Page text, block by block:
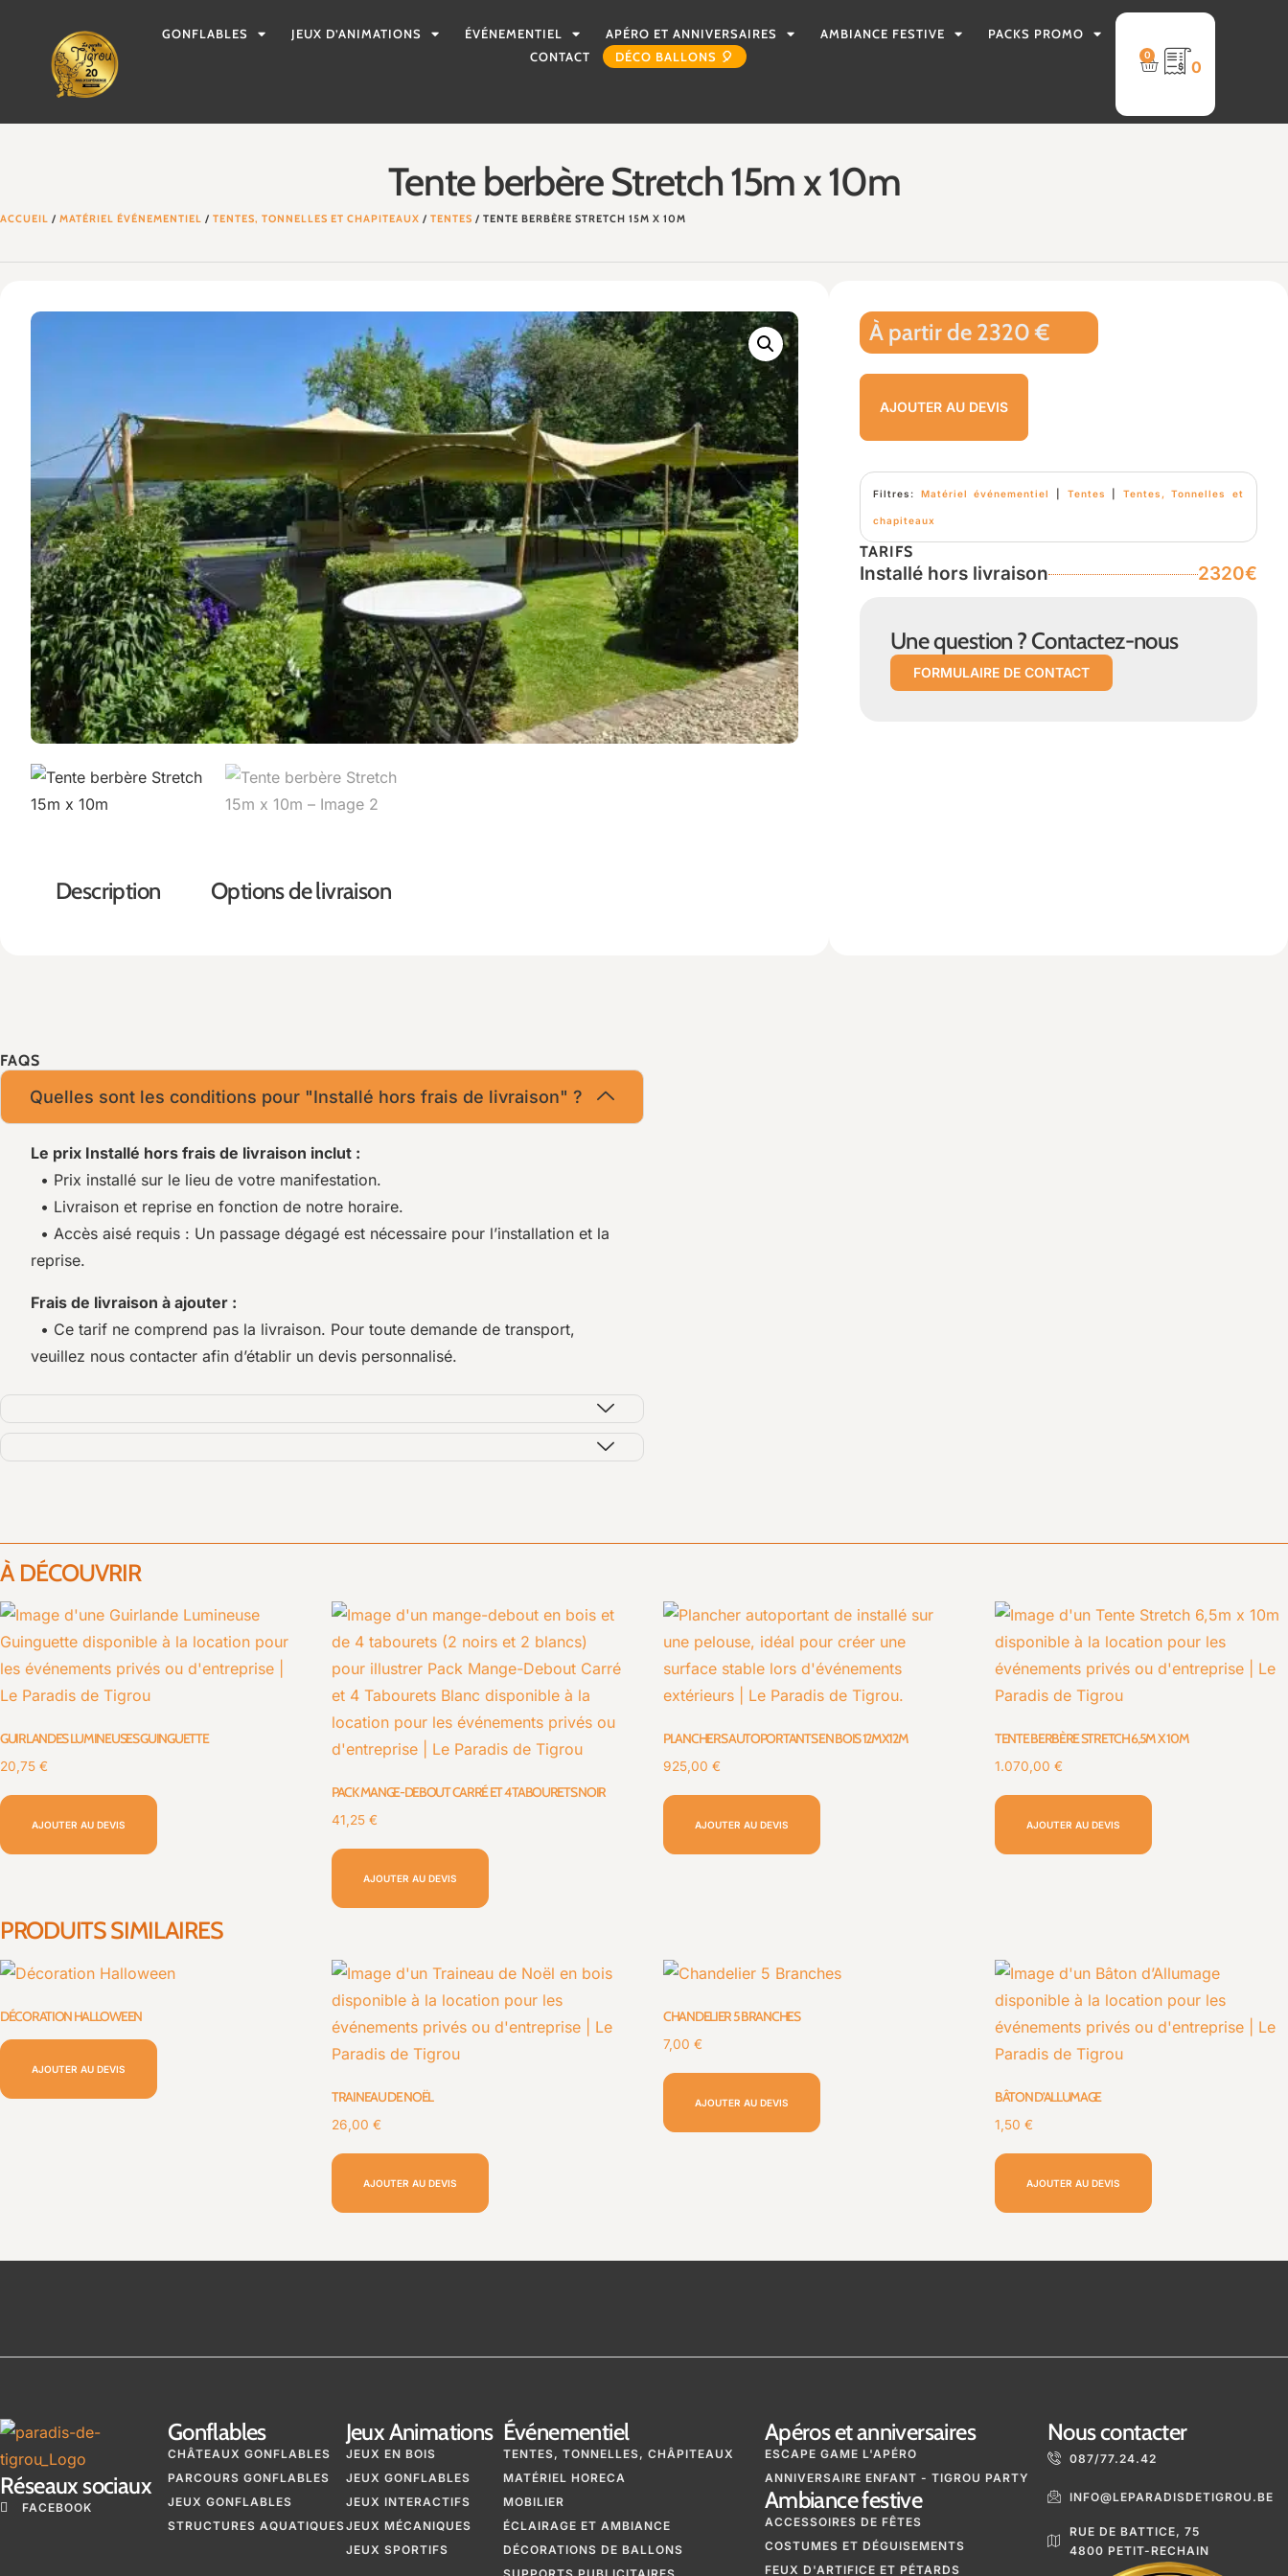
GONFLABLES JEUX D’ANIMATIONS ÉVÉNEMENTIEL APÉRO ET ANNIVERSAIRES AMBIANCE FESTIVE
PACKS PROMO
CONTACT
DÉCO BALLONS 🎈 0
0
Tente berbère Stretch 15m x 10m
ACCUEIL / MATÉRIEL ÉVÉNEMENTIEL / TENTES, TONNELLES ET CHAPITEAUX / TENTES / TENTE BERBÈRE STRETCH 15M X 10M
À partir de 2320 €
AJOUTER AU DEVIS
Filtres: Matériel événementiel Tentes Tentes, Tonnelles et
chapiteaux
TARIFS
Installé hors livraison 2320€
Une question ? Contactez-nous
FORMULAIRE DE CONTACT
Description Options de livraison
FAQS
Quelles sont les conditions pour "Installé hors frais de livraison" ?
Le prix Installé hors frais de livraison inclut :
• Prix installé sur le lieu de votre manifestation.
• Livraison et reprise en fonction de notre horaire.
• Accès aisé requis : Un passage dégagé est nécessaire pour l’installation et la
reprise.
Frais de livraison à ajouter :
• Ce tarif ne comprend pas la livraison. Pour toute demande de transport,
veuillez nous contacter afin d’établir un devis personnalisé.
À DÉCOUVRIR
GUIRLANDES LUMINEUSES GUINGUETTE
20,75 €
AJOUTER AU DEVIS
PACK MANGE-DEBOUT CARRÉ ET 4 TABOURETS NOIR
41,25 €
AJOUTER AU DEVIS
PLANCHERS AUTOPORTANTS EN BOIS 12MX12M
925,00 €
AJOUTER AU DEVIS
TENTE BERBÈRE STRETCH 6,5M X 10M
1.070,00 €
AJOUTER AU DEVIS
PRODUITS SIMILAIRES
DÉCORATION HALLOWEEN
AJOUTER AU DEVIS
TRAINEAU DE NOËL
26,00 €
AJOUTER AU DEVIS
CHANDELIER 5 BRANCHES
7,00 €
AJOUTER AU DEVIS BÂTON D’ALLUMAGE
1,50 €
AJOUTER AU DEVIS
Réseaux sociaux
FACEBOOK
Gonflables
CHÂTEAUX GONFLABLES
PARCOURS GONFLABLES
JEUX GONFLABLES
STRUCTURES AQUATIQUES
Jeux Animations
JEUX EN BOIS
JEUX GONFLABLES
JEUX INTERACTIFS
JEUX MÉCANIQUES
JEUX SPORTIFS
Événementiel
TENTES, TONNELLES, CHÂPITEAUX
MATÉRIEL HORECA
MOBILIER
ÉCLAIRAGE ET AMBIANCE
DÉCORATIONS DE BALLONS
Apéros et anniversaires
ESCAPE GAME L'APÉRO
ANNIVERSAIRE ENFANT - TIGROU PARTY
Ambiance festive
ACCESSOIRES DE FÊTES
COSTUMES ET DÉGUISEMENTS
FEUX D'ARTIFICE ET PÉTARDS
Nous contacter
087/77.24.42
INFO@LEPARADISDETIGROU.BE
RUE DE BATTICE, 75
4800 PETIT-RECHAIN